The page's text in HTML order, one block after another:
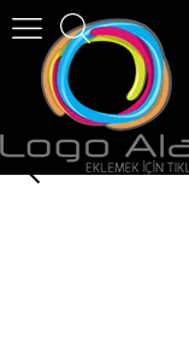
Gusse